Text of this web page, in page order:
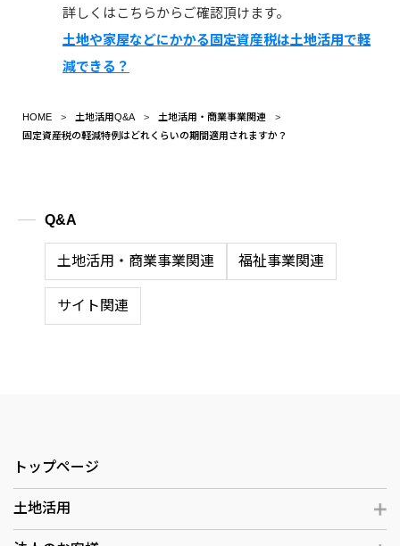
詳しくはこちらからご確認頂けます。
土地や家屋などにかかる固定資産税は土地活用で軽
減できる？
HOME 土地活用Q&A
土地活用・商業事業関連
固定資産税の軽減特例はどれくらいの期間適用されますか？
Q&A
土地活用・商業事業関連 福祉事業関連
サイト関連
トップページ
土地活用